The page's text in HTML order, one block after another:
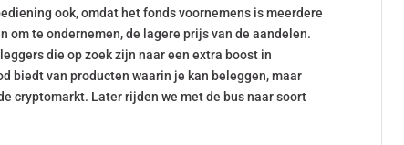
ook, omdat het fonds voornemens is meerdere
te ondernemen, de lagere prijs van de aandelen.
die op zoek zijn naar een extra boost in
biedt van producten waarin je kan beleggen, maar
cryptomarkt. Later rijden we met de bus naar soort